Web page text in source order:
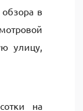
в
улицу,
на